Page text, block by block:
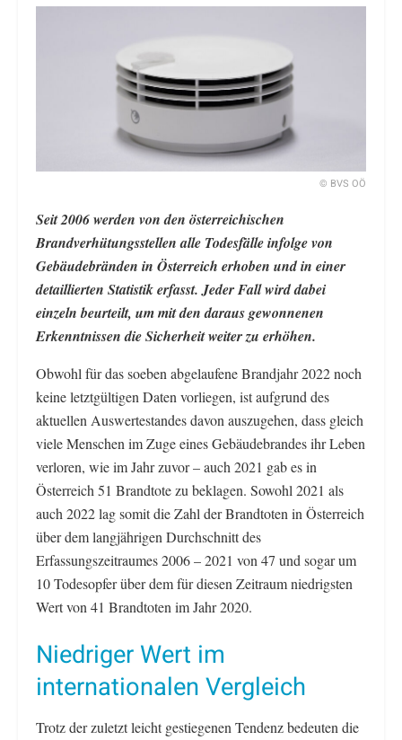
© BVS OÖ
Seit 2006 werden von den österreichischen
Brandverhütungsstellen alle Todesfälle infolge von
Gebäudebränden in Österreich erhoben und in einer
detaillierten Statistik erfasst. Jeder Fall wird dabei
einzeln beurteilt, um mit den daraus gewonnenen
Erkenntnissen die Sicherheit weiter zu erhöhen.
Obwohl für das soeben abgelaufene Brandjahr 2022 noch
keine letztgültigen Daten vorliegen, ist aufgrund des
aktuellen Auswertestandes davon auszugehen, dass gleich
viele Menschen im Zuge eines Gebäudebrandes ihr Leben
verloren, wie im Jahr zuvor – auch 2021 gab es in
Österreich 51 Brandtote zu beklagen. Sowohl 2021 als
auch 2022 lag somit die Zahl der Brandtoten in Österreich
über dem langjährigen Durchschnitt des
Erfassungszeitraumes 2006 – 2021 von 47 und sogar um
10 Todesopfer über dem für diesen Zeitraum niedrigsten
Wert von 41 Brandtoten im Jahr 2020.
Niedriger Wert im
internationalen Vergleich
Trotz der zuletzt leicht gestiegenen Tendenz bedeuten die